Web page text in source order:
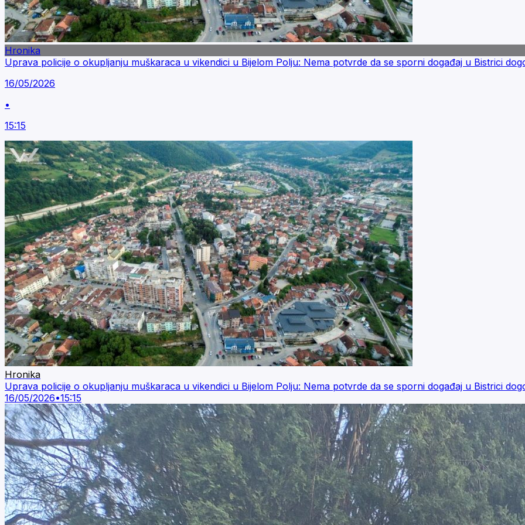
Hronika
Uprava policije o okupljanju muškaraca u vikendici u Bijelom Polju: Nema potvrde da se sporni događaj u Bistrici
16/05/2026
•
15:15
Hronika
Uprava policije o okupljanju muškaraca u vikendici u Bijelom Polju: Nema potvrde da se sporni događaj u Bistrici
16/05/2026•15:15